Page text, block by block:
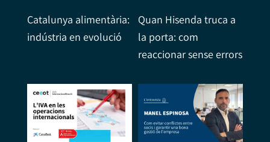
Catalunya alimentària:
indústria en evolució
Quan Hisenda truca a
la porta: com
reaccionar sense errors